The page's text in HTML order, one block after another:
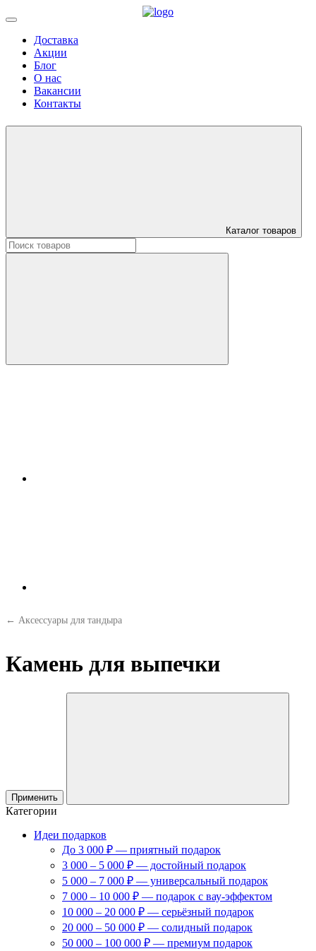
Доставка
Акции
Блог
О нас
Вакансии
Контакты
Каталог товаров
Искать:
← Аксессуары для тандыра
Камень для выпечки
Применить
Категории
Идеи подарков
До 3 000 ₽ — приятный подарок
3 000 – 5 000 ₽ — достойный подарок
5 000 – 7 000 ₽ — универсальный подарок
7 000 – 10 000 ₽ — подарок с вау-эффектом
10 000 – 20 000 ₽ — серьёзный подарок
20 000 – 50 000 ₽ — солидный подарок
50 000 – 100 000 ₽ — премиум подарок